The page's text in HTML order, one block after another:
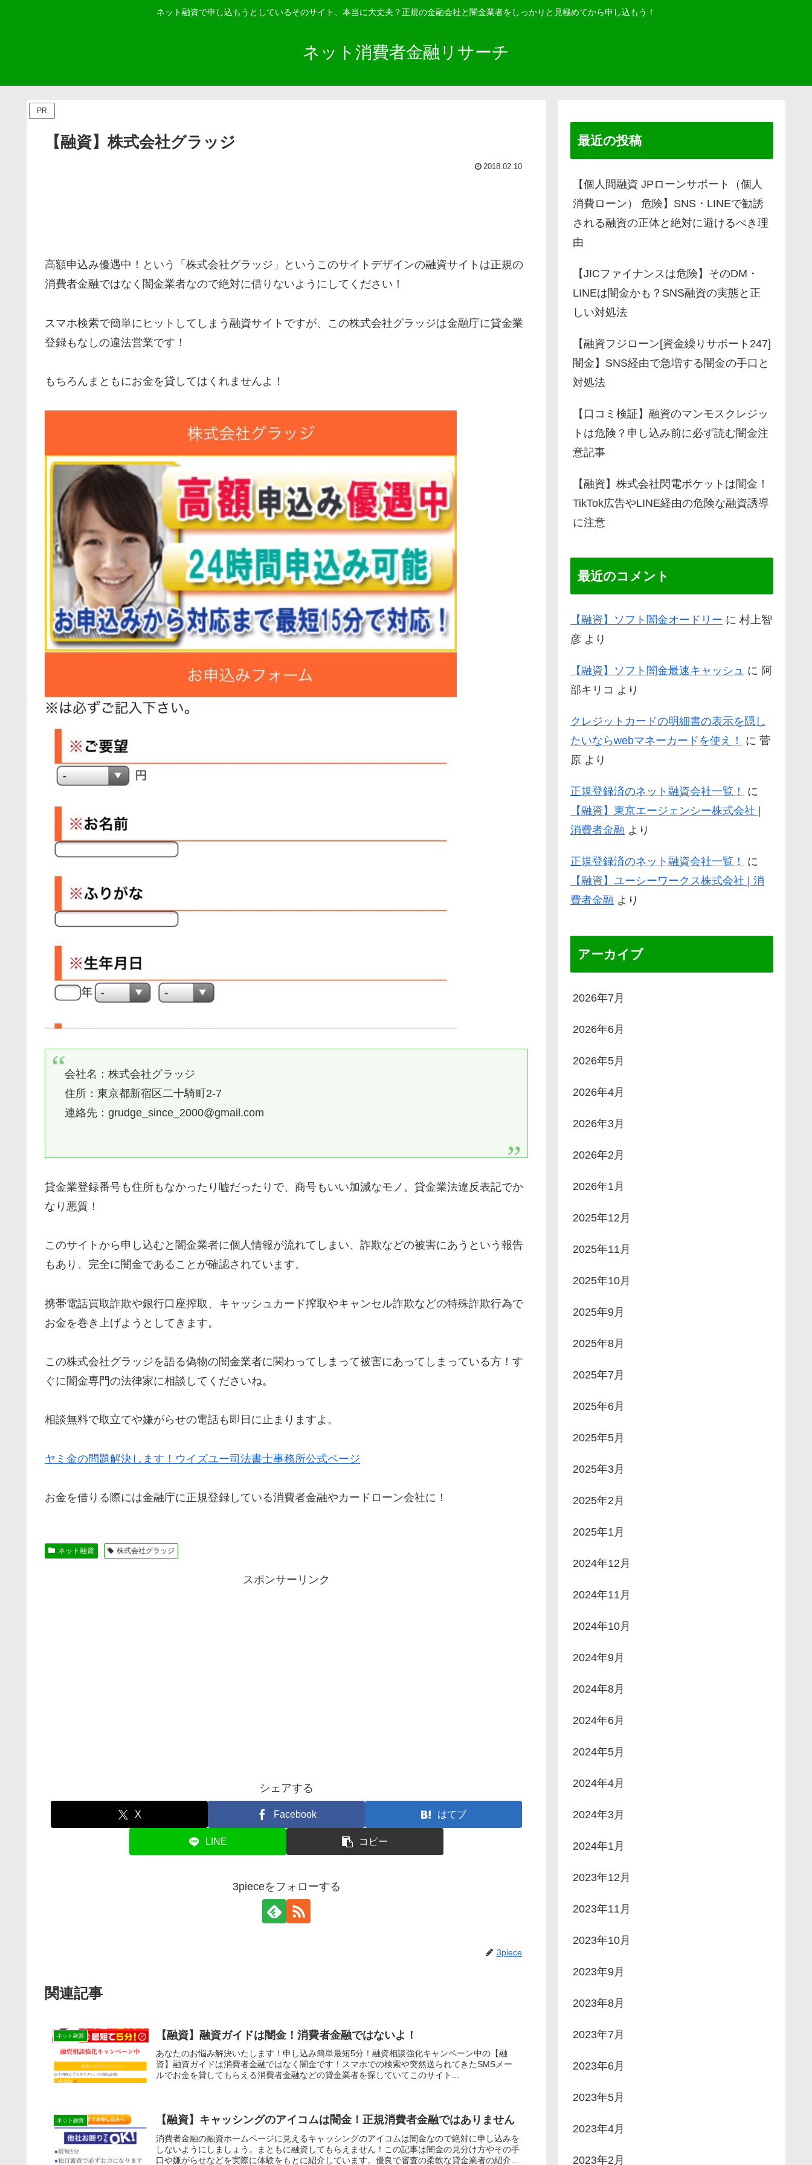
ネット融資で申し込もうとしているそのサイト、本当に大丈夫？正規の金融会社と闇金業者をしっかりと見極めてから申し込もう！
ネット消費者金融リサーチ
PR
【融資】株式会社グラッジ
2018.02.10
高額申込み優遇中！ という「 株式会社グラッジ 」というこのサイトデザインの融資サイトは正規の
消費者金融ではなく闇金業者なので絶対に借りないようにしてください！
スマホ検索で簡単にヒットしてしまう融資サイトですが、この株式会社グラッジは金融庁に貸金業
登録もなしの違法営業です！
もちろんまともにお金を貸してはくれませんよ！
会社名：株式会社グラッジ
住所：東京都新宿区二十騎町2-7
連絡先：grudge_since_2000@gmail.com
貸金業登録番号も住所もなかったり嘘だったりで、商号もいい加減なモノ。貸金業法違反表記でか
なり悪質！
このサイトから申し込むと闇金業者に個人情報が流れてしまい、詐欺などの被害にあうという報告
もあり、完全に闇金であることが確認されています。
携帯電話買取詐欺や銀行口座搾取、キャッシュカード搾取やキャンセル詐欺などの特殊詐欺行為で
お金を巻き上げようとしてきます。
この株式会社グラッジを語る偽物の闇金業者に関わってしまって被害にあってしまっている方！す
ぐに闇金専門の法律家に相談してくださいね。
相談無料で取立てや嫌がらせの電話も即日に止まりますよ。
ヤミ金の問題解決します！ウイズユー司法書士事務所公式ページ
お金を借りる際には金融庁に正規登録している消費者金融やカードローン会社に！
ネット融資 株式会社グラッジ
スポンサーリンク
シェアする
X Facebook はてブ
LINE コピー
3pieceをフォローする
3piece
関連記事
ネット融資 【融資】融資ガイドは闇金！消費者金融ではないよ！
あなたのお悩み解決いたします！申し込み簡単最短5分！融資相談強化キャンペーン中の【融
資】融資ガイドは消費者金融ではなく闇金です！スマホでの検索や突然送られてきたSMSメー
ルでお金を貸してもらえる消費者金融などの貸金業者を探していてこのサイト...
ネット融資 【融資】キャッシングのアイコムは闇金！正規消費者金融ではありません
消費者金融の融資ホームページに見えるキャッシングのアイコムは闇金なので絶対に申し込みを
しないようにしましょう。まともに融資してもらえません！この記事は闇金の見分け方やその手
口や嫌がらせなどを実際に体験をもとに紹介しています。優良で審査の柔軟な貸金業者の紹介と
最近の投稿
【個人間融資 JPローンサポート（個人
消費ローン） 危険】SNS・LINEで勧誘
される融資の正体と絶対に避けるべき理
由
【JICファイナンスは危険】そのDM・
LINEは闇金かも？SNS融資の実態と正
しい対処法
【融資フジローン[資金繰りサポート247]
闇金】SNS経由で急増する闇金の手口と
対処法
【口コミ検証】融資のマンモスクレジッ
トは危険？申し込み前に必ず読む闇金注
意記事
【融資】株式会社閃電ポケットは闇金！
TikTok広告やLINE経由の危険な融資誘導
に注意
最近のコメント
【融資】ソフト闇金オードリー に 村上智
彦 より
【融資】ソフト闇金最速キャッシュ に 阿
部キリコ より
クレジットカードの明細書の表示を隠し
たいならwebマネーカードを使え！
に 菅
原 より
正規登録済のネット融資会社一覧！
に
【融資】東京エージェンシー株式会社 |
消費者金融 より
正規登録済のネット融資会社一覧！
に
【融資】ユーシーワークス株式会社 | 消
費者金融 より
アーカイブ
2026年7月
2026年6月
2026年5月
2026年4月
2026年3月
2026年2月
2026年1月
2025年12月
2025年11月
2025年10月
2025年9月
2025年8月
2025年7月
2025年6月
2025年5月
2025年3月
2025年2月
2025年1月
2024年12月
2024年11月
2024年10月
2024年9月
2024年8月
2024年6月
2024年5月
2024年4月
2024年3月
2024年1月
2023年12月
2023年11月
2023年10月
2023年9月
2023年8月
2023年7月
2023年6月
2023年5月
2023年4月
2023年2月